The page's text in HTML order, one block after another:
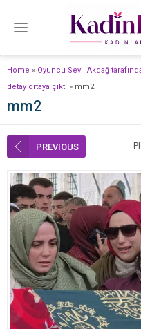
Home » Oyuncu Sevil Akdağ
detay ortaya çıktı » mm2
mm2
PREVIOUS